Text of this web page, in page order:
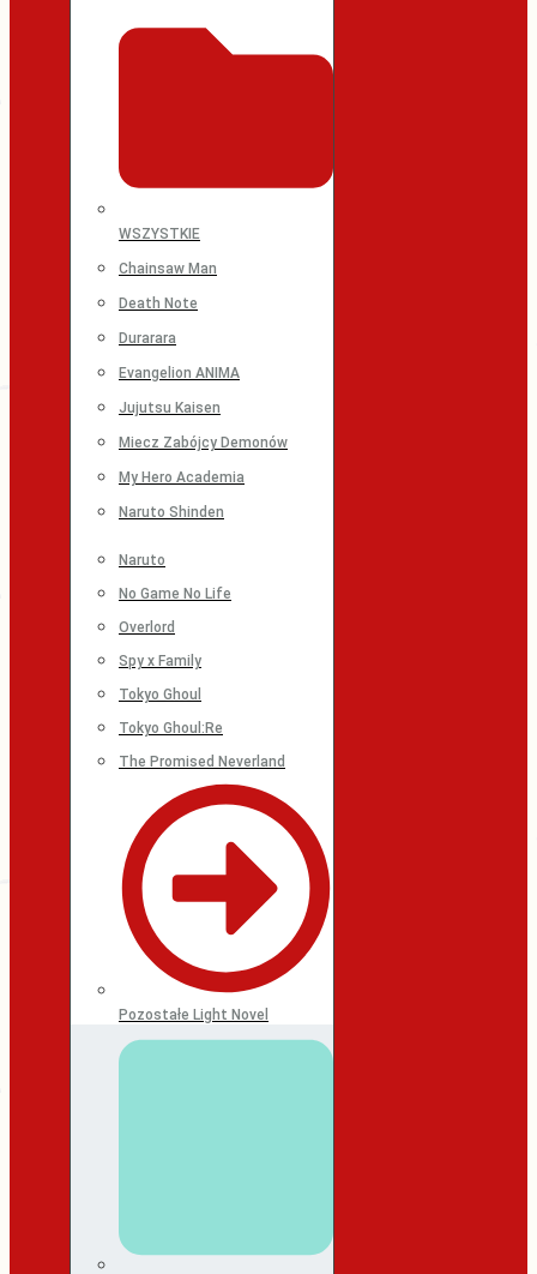
WSZYSTKIE
Chainsaw Man
Death Note
Durarara
Evangelion ANIMA
Jujutsu Kaisen
Miecz Zabójcy Demonów
My Hero Academia
Naruto Shinden
Naruto
No Game No Life
Overlord
Spy x Family
Tokyo Ghoul
Tokyo Ghoul:Re
The Promised Neverland
Pozostałe Light Novel